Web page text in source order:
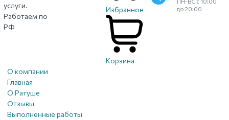
услуги.
Работаем по
РФ
Избранное
Корзина
до 20:00
О компании
Главная
О Ратуше
Отзывы
Выполненные работы